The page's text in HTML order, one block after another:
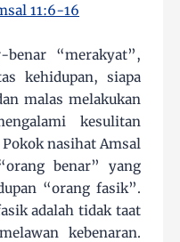
11:6-16
benar “merakyat”,
kehidupan, siapa
malas melakukan
kesulitan
nasihat Amsal
benar” yang
“orang fasik”.
adalah tidak taat
kebenaran.